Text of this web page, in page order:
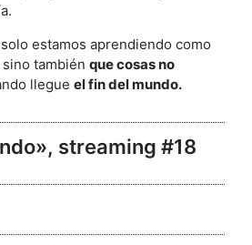
estamos aprendiendo como
también que cosas no
llegue el fin del mundo.
streaming #18